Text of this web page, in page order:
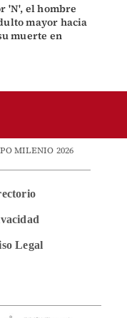
'N', el hombre
mayor hacia
muerte en
MILENIO 2026
Legal